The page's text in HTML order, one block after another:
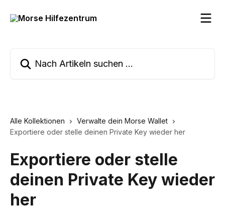
Alle Kollektionen
Verwalte dein Morse Wallet
Exportiere oder stelle deinen Private Key wieder her
Exportiere oder stelle
deinen Private Key wieder
her